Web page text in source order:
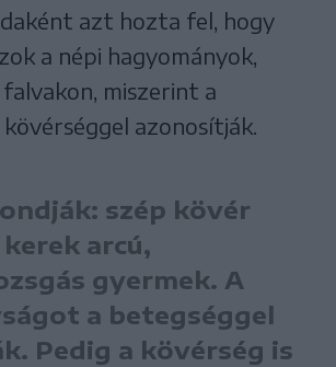
azt hozta fel, hogy
a népi hagyományok,
miszerint a
azonosítják.
szép kövér
arcú,
gyermek. A
a betegséggel
Pedig a kövérség is